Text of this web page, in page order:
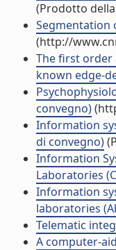
(Prodotto
Segmentation
(http://
The first order
known edge-
convegno)
Information
di convegno)
Information
Laboratories
Information
laboratories
Telematic
A computer-